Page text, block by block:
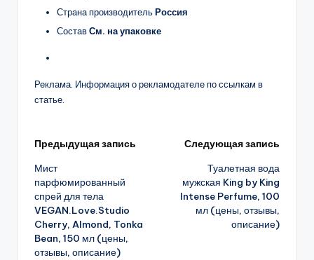
Страна производительРоссия
СоставСм. на упаковке
Реклама. Информация о рекламодателе по ссылкам в
статье.
Навигация
записи
Предыдущая запись
Мист
парфюмированный
спрей для тела
VEGAN.Love.Studio
Cherry, Almond, Tonka
Bean, 150 мл (цены,
отзывы, описание)
Следующая запись
Туалетная вода
мужская King by King
Intense Perfume, 100
мл (цены, отзывы,
описание)